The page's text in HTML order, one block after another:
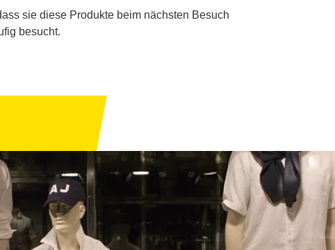
sie diese Produkte beim nächsten Besuch
besucht.